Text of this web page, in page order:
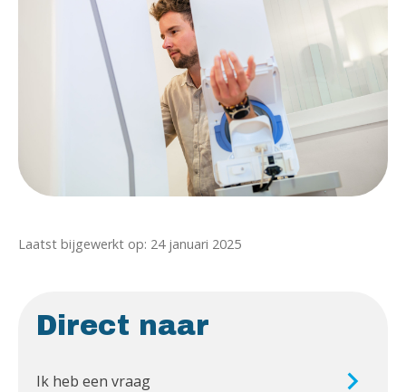
Laatst bijgewerkt op: 24 januari 2025
Direct naar
Ik heb een vraag